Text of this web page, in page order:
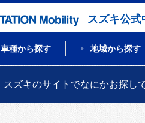
スズキ公式
車種から探す 地域から探す
スズキのサイトでなにかお探し